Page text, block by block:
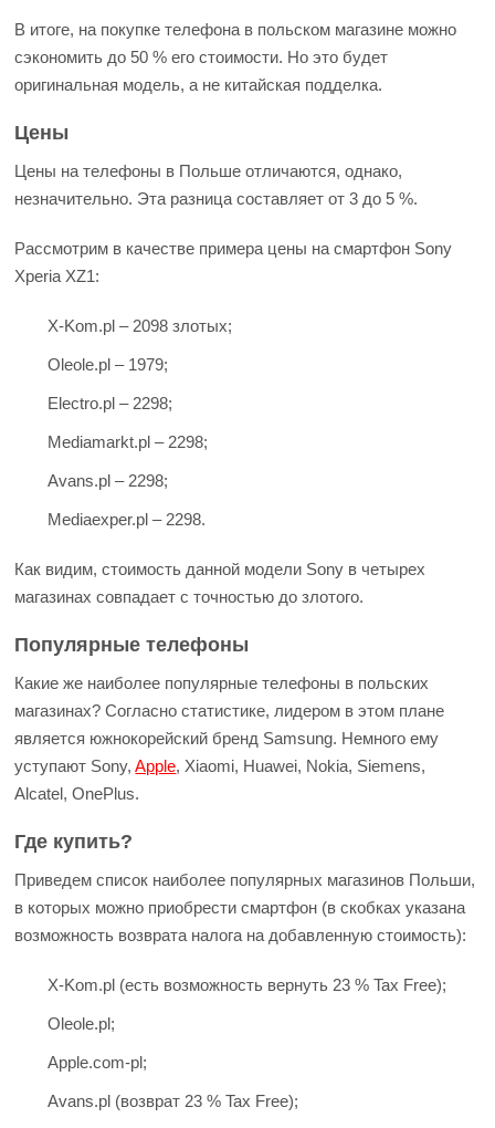
В итоге, на покупке телефона в польском магазине можно
сэкономить до 50 % его стоимости. Но это будет
оригинальная модель, а не китайская подделка.
Цены
Цены на телефоны в Польше отличаются, однако,
незначительно. Эта разница составляет от 3 до 5 %.
Рассмотрим в качестве примера цены на смартфон Sony
Xperia XZ1:
X-Kom.pl – 2098 злотых;
Oleole.pl – 1979;
Electro.pl – 2298;
Mediamarkt.pl – 2298;
Avans.pl – 2298;
Mediaexper.pl – 2298.
Как видим, стоимость данной модели Sony в четырех
магазинах совпадает с точностью до злотого.
Популярные телефоны
Какие же наиболее популярные телефоны в польских
магазинах? Согласно статистике, лидером в этом плане
является южнокорейский бренд Samsung. Немного ему
уступают Sony,Apple, Xiaomi, Huawei, Nokia, Siemens,
Alcatel, OnePlus.
Где купить?
Приведем список наиболее популярных магазинов Польши,
в которых можно приобрести смартфон (в скобках указана
возможность возврата налога на добавленную стоимость):
X-Kom.pl (есть возможность вернуть 23 % Tax Free);
Oleole.pl;
Apple.com-pl;
Avans.pl (возврат 23 % Tax Free);